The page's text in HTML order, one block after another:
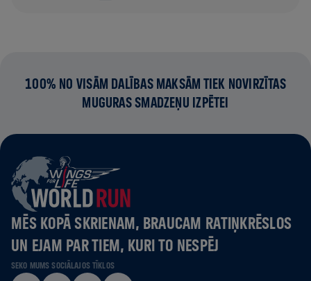
100% NO VISĀM DALĪBAS MAKSĀM TIEK NOVIRZĪTAS
MUGURAS SMADZEŅU IZPĒTEI
MĒS KOPĀ SKRIENAM, BRAUCAM RATIŅKRĒSLOS
UN EJAM PAR TIEM, KURI TO NESPĒJ
SEKO MUMS SOCIĀLAJOS TĪKLOS